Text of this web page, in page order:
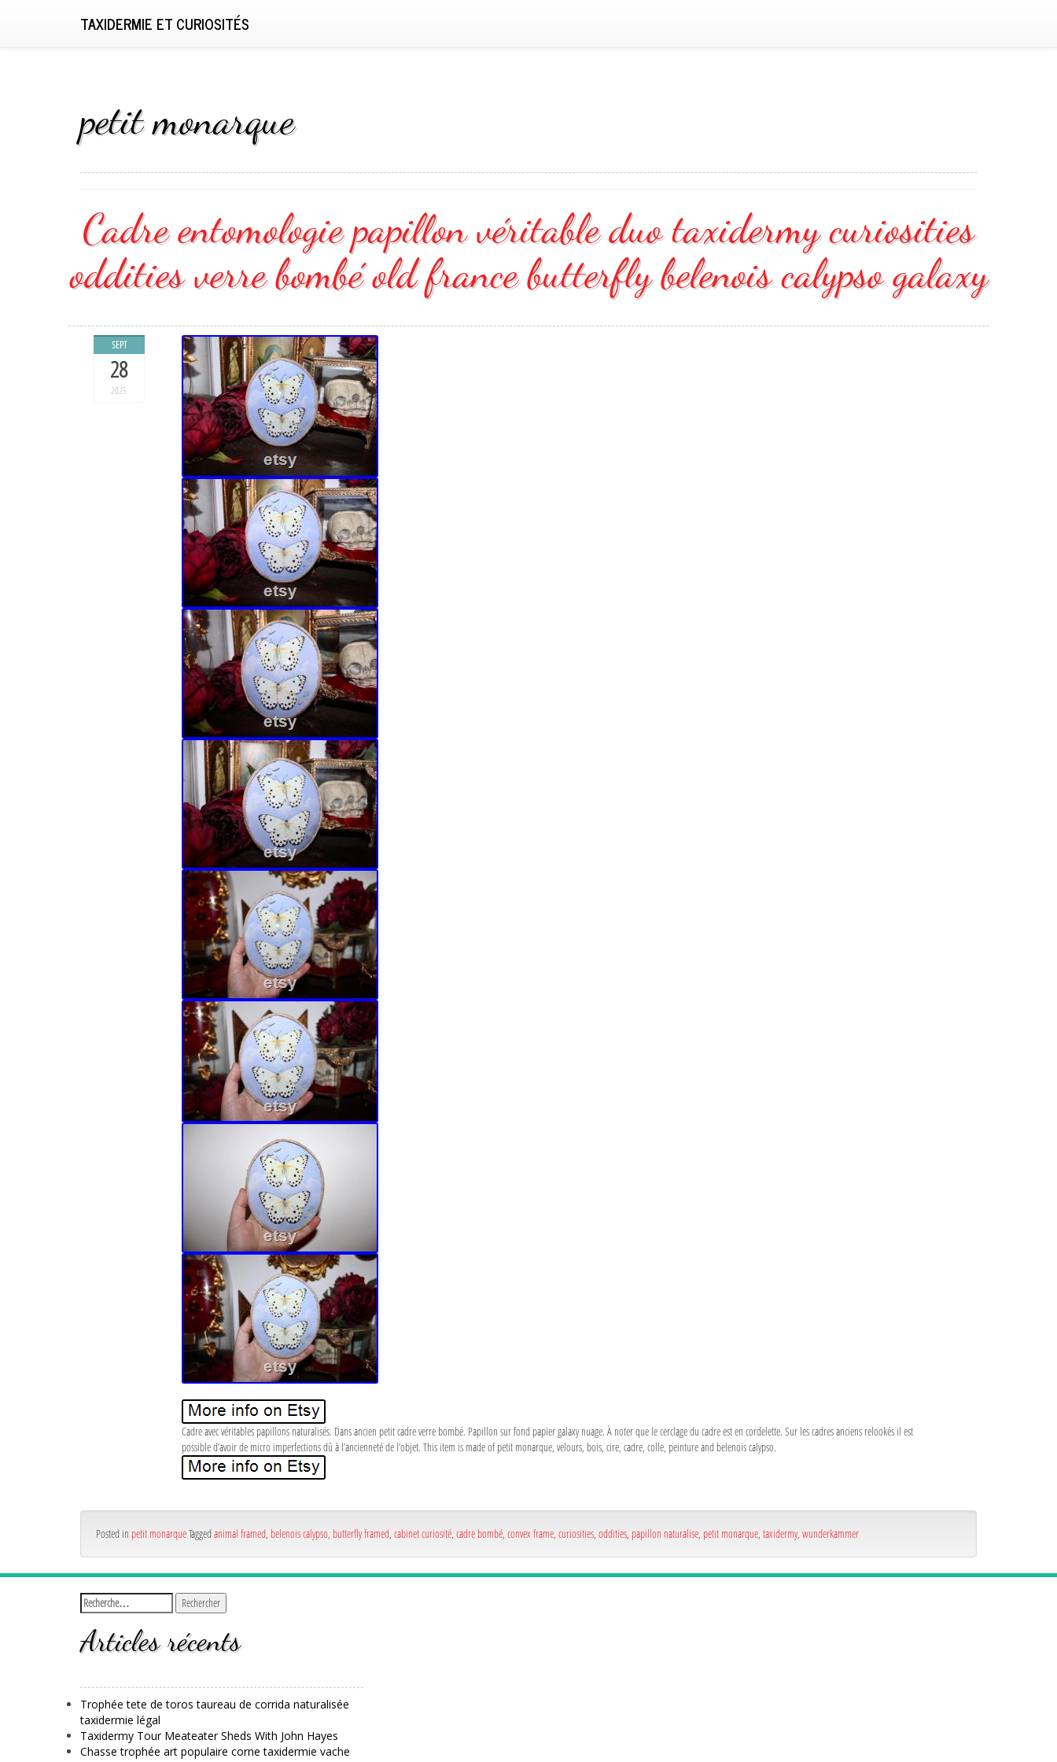
TAXIDERMIE ET CURIOSITÉS
petit monarque
Cadre entomologie papillon véritable duo taxidermy curiosities
oddities verre bombé old france butterfly belenois calypso galaxy
SEPT
28
2025
Cadre avec véritables papillons naturalisés. Dans ancien petit cadre verre bombé. Papillon sur fond papier galaxy nuage. À noter que le cerclage du cadre est en cordelette. Sur les cadres anciens relookés il est
possible d’avoir de micro imperfections dû à l’ancienneté de l’objet. This item is made of petit monarque, velours, bois, cire, cadre, colle, peinture and belenois calypso.
Posted in petit monarqueTagged animal framed belenois calypso butterfly framed cabinet curiosité cadre bombé convex frame curiosities oddities papillon naturalise petit monarque taxidermy, wunderkammer
Articles récents
Trophée tete de toros taureau de corrida naturalisée
taxidermie légal
Taxidermy Tour Meateater Sheds With John Hayes
Chasse trophée art populaire corne taxidermie vache